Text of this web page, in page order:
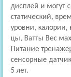
дисплей и могут
статический,
уровни, калории,
цы, Ватты Вес
Питание
сенсорные
5 лет.